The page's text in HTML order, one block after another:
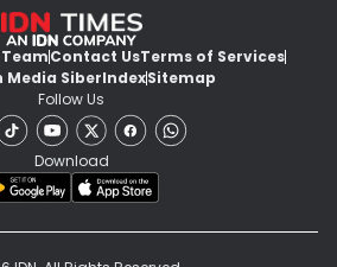
Contact UsTerms of Services
Media SiberIndexSitemap
Follow Us
Download